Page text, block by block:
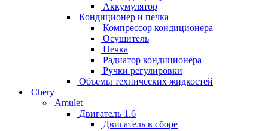
Аккумулятор
Кондиционер и печка
Компрессор кондиционера
Осушитель
Печка
Радиатор кондиционера
Ручки регулировки
Объемы технических жидкостей
Chery
Amulet
Двигатель 1.6
Двигатель в сборе